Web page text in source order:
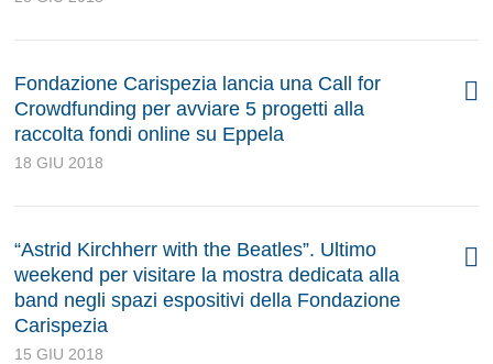
Fondazione Carispezia lancia una Call for
Crowdfunding per avviare 5 progetti alla
raccolta fondi online su Eppela
18 GIU 2018
“Astrid Kirchherr with the Beatles”. Ultimo
weekend per visitare la mostra dedicata alla
band negli spazi espositivi della Fondazione
Carispezia
15 GIU 2018